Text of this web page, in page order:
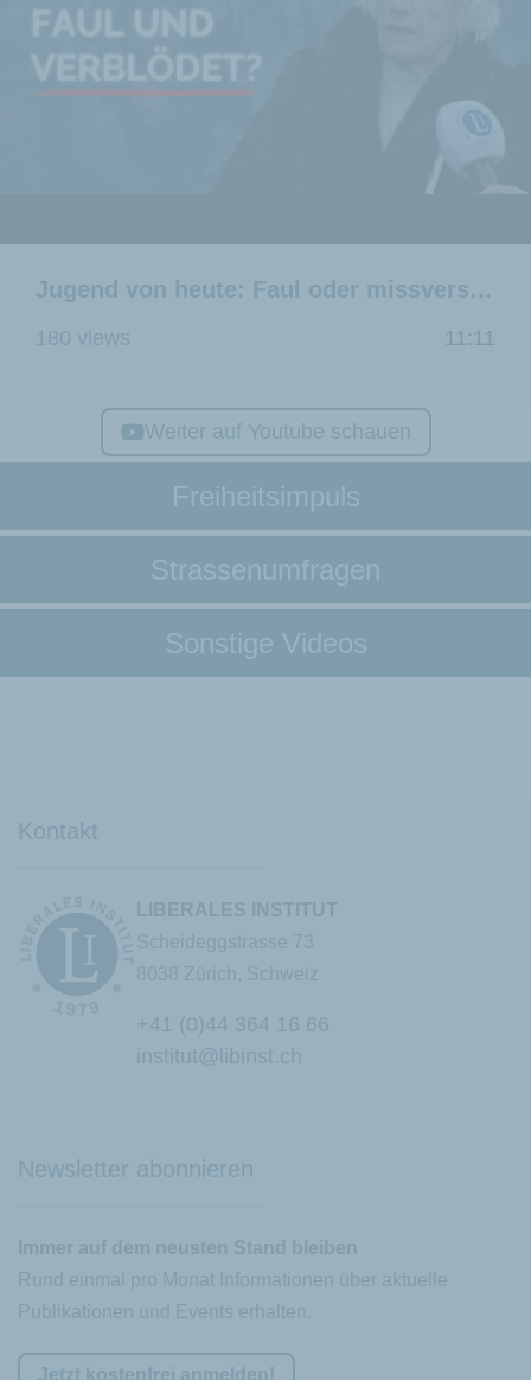
Chatbot
Freiheitsimpuls
Strassenumfragen
Sonstige Videos
Jugend von heute: Faul oder missverstanden?
180 views 11:11
Weiter auf Youtube schauen
Kontakt
+41 (0)44 364 16 66
institut@libinst.ch
Newsletter abonnieren
Jetzt kostenfrei anmelden!